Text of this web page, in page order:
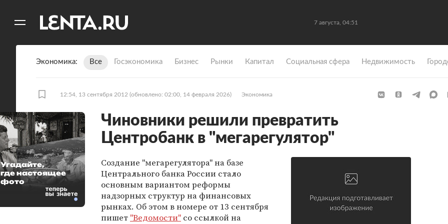
7 августа, 04:51
Экономика Все Госэкономика Бизнес Рынки Капитал Социальная сфера Недвижимость
12:54, 13 сентября 2012 (обновлено: 02:00, 14 февраля 2026) Экономика
Чиновники решили превратить
Центробанк в "мегарегулятор"
Создание "мегарегулятора" на базе
Центрального банка России стало
основным вариантом реформы
надзорных структур на финансовых
рынках. Об этом в номере от 13 сентября
пишет "Ведомости" со ссылкой на
Угадайте,
где настоящее
фото